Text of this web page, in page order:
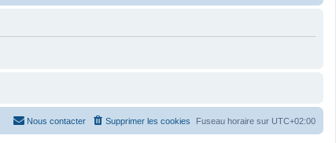
Fuseau horaire sur UTC+02:00
Supprimer les cookies
Nous contacter